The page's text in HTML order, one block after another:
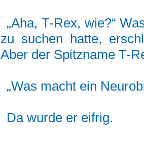
„Aha, T-Rex, wie?“
zu suchen hatte,
Aber der Spitzname T-
„Was macht ein
Da wurde er eifrig.